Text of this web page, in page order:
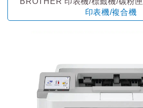
印表機/複合機